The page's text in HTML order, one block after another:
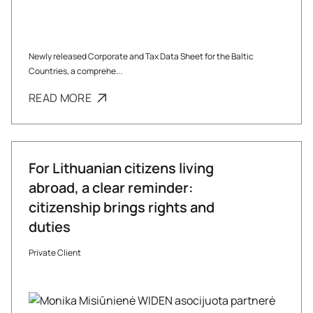
Newly released Corporate and Tax Data Sheet for the Baltic
Countries, a comprehe...
READ MORE
For Lithuanian citizens living
abroad, a clear reminder:
citizenship brings rights and
duties
Private Client